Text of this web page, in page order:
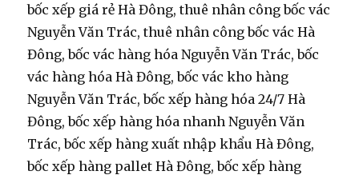
bốc xếp giá rẻ Hà Đông, thuê nhân công bốc vác
Nguyễn Văn Trác, thuê nhân công bốc vác Hà
Đông, bốc vác hàng hóa Nguyễn Văn Trác, bốc
vác hàng hóa Hà Đông, bốc vác kho hàng
Nguyễn Văn Trác, bốc xếp hàng hóa 24/7 Hà
Đông, bốc xếp hàng hóa nhanh Nguyễn Văn
Trác, bốc xếp hàng xuất nhập khẩu Hà Đông,
bốc xếp hàng pallet Hà Đông, bốc xếp hàng